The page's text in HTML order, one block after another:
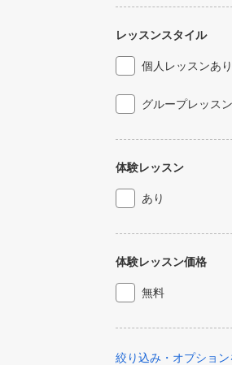
レッスンスタイル
個人レッスンあり
グループレッス
体験レッスン
あり
体験レッスン価格
無料
絞り込み・オプション